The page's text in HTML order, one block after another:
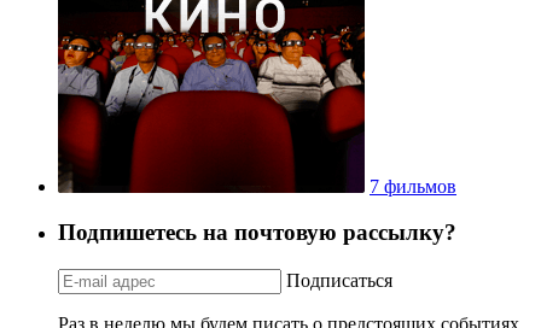
7 фильмов
Подпишетесь на почтовую рассылку?
Подписаться